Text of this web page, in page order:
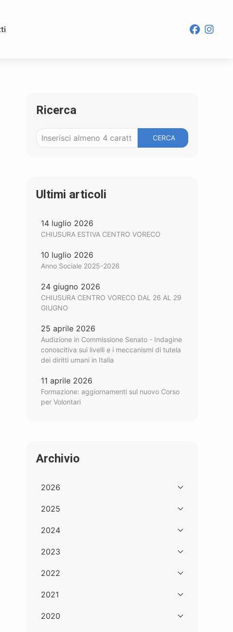
Ricerca
CERCA
Ultimi articoli
14 luglio 2026
CHIUSURA ESTIVA CENTRO VORECO
10 luglio 2026
Anno Sociale 2025-2026
24 giugno 2026
CHIUSURA CENTRO VORECO DAL 26 AL 29
GIUGNO
25 aprile 2026
Audizione in Commissione Senato - Indagine
conoscitiva sui livelli e i meccanismi di tutela
dei diritti umani in Italia
11 aprile 2026
Formazione: aggiornamenti sul nuovo Corso
per Volontari
Archivio
2026
2025
2024
2023
2022
2021
2020